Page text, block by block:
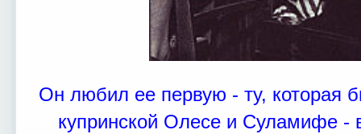
Он любил ее первую - ту, которая
купринской Олесе и Суламифе -